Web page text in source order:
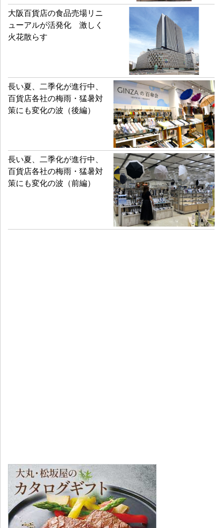
大阪百貨店の食品売場リニ
ューアルが活発化 激しく
火花散らす
長い夏、二季化が進行中、
百貨店各社の梅雨・猛暑対
策にも変化の波（後編）
長い夏、二季化が進行中、
百貨店各社の梅雨・猛暑対
策にも変化の波（前編）